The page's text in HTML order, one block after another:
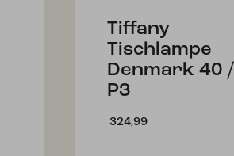
Tiffany
Tischlampe
Denmark 40 /
P3
324,99